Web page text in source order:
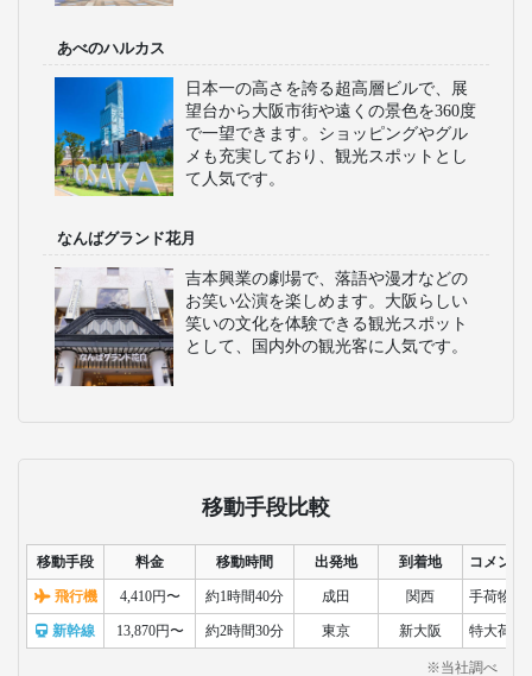
あべのハルカス
日本一の高さを誇る超高層ビルで、展
望台から大阪市街や遠くの景色を360度
で一望できます。ショッピングやグル
メも充実しており、観光スポットとし
て人気です。
なんばグランド花月
吉本興業の劇場で、落語や漫才などの
お笑い公演を楽しめます。大阪らしい
笑いの文化を体験できる観光スポット
として、国内外の観光客に人気です。
移動手段比較
移動手段 料金 移動時間 出発地 到着地 コメント
飛行機 4,410円〜 約1時間40分 成田 関西 手荷物検
新幹線 13,870円〜 約2時間30分 東京 新大阪 特大荷物
※当社調べ